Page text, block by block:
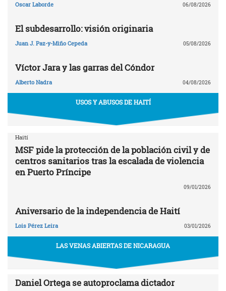
Oscar Laborde 06/08/2026
El subdesarrollo: visión originaria
Juan J. Paz-y-Miño Cepeda 05/08/2026
Víctor Jara y las garras del Cóndor
Alberto Nadra 04/08/2026
USOS Y ABUSOS DE HAITÍ
Haití
MSF pide la protección de la población civil y de
centros sanitarios tras la escalada de violencia
en Puerto Príncipe
09/01/2026
Aniversario de la independencia de Haití
Lois Pérez Leira 03/01/2026
LAS VENAS ABIERTAS DE NICARAGUA
Daniel Ortega se autoproclama dictador